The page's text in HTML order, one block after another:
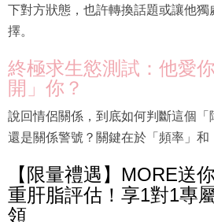
下對方狀態，也許轉換話題或讓他獨
擇。
終極求生慾測試：他愛
開」你？
說回情侶關係，到底如何判斷這個「
還是關係警號？關鍵在於「頻率」和
【限量禮遇】MORE送
重肝脂評估！享1對1專
領